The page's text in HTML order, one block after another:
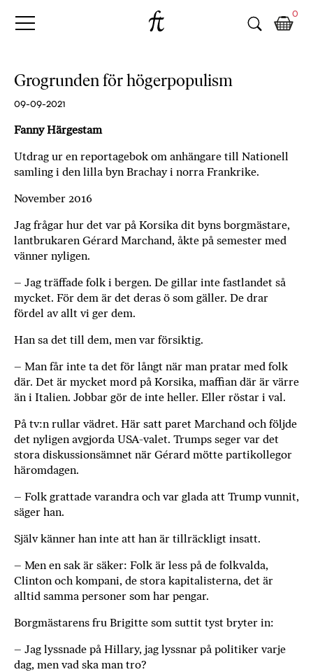
Fri
B
o
n
p
å
e
t
k
ö
ö
c
k
e
o
n
l
n
o
F
r
i
T
n
0
Grogrunden för högerpopulism
09-09-2021
Fanny Härgestam
Utdrag ur en reportagebok om anhängare till Nationell
samling i den lilla byn Brachay i norra Frankrike.
November 2016
Jag frågar hur det var på Korsika dit byns borgmästare,
lantbrukaren Gérard Marchand, åkte på semester med
vänner nyligen.
– Jag träffade folk i bergen. De gillar inte fastlandet så
mycket. För dem är det deras ö som gäller. De drar
fördel av allt vi ger dem.
Han sa det till dem, men var försiktig.
– Man får inte ta det för långt när man pratar med folk
där. Det är mycket mord på Korsika, maffian där är värre
än i Italien. Jobbar gör de inte heller. Eller röstar i val.
På tv:n rullar vädret. Här satt paret ­Marchand och följde
det nyligen avgjorda USA-valet. Trumps seger var det
stora diskussionsämnet när Gérard mötte partikollegor
häromdagen.
– Folk grattade varandra och var glada att Trump vunnit,
säger han.
Själv känner han inte att han är tillräckligt insatt.
– Men en sak är säker: Folk är less på de folkvalda,
Clinton och kompani, de stora kapitalisterna, det är
alltid samma personer som har pengar.
Borgmästarens fru Brigitte som suttit tyst bryter in:
– Jag lyssnade på Hillary, jag lyssnar på politiker varje
dag, men vad ska man tro?